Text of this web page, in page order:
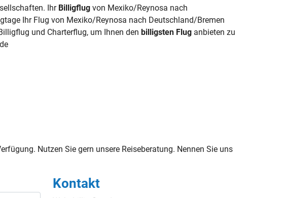
Ihr Billigflug von Mexiko/Reynosa nach
Ihr Flug von Mexiko/Reynosa nach Deutschland/Bremen
und Charterflug, um Ihnen denbilligsten Flug anbieten zu
Nutzen Sie gern unsere Reiseberatung. Nennen Sie uns
Kontakt